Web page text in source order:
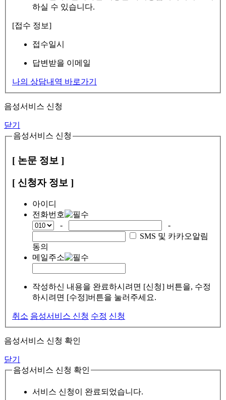
하실 수 있습니다.
[접수 정보]
접수일시
답변받을 이메일
나의 상담내역 바로가기
음성서비스 신청
닫기
음성서비스 신청
[ 논문 정보 ]
[ 신청자 정보 ]
아이디
전화번호
-
-
SMS 및 카카오알림
동의
메일주소
작성하신 내용을 완료하시려면 [신청] 버튼을, 수정
하시려면 [수정]버튼을 눌러주세요.
취소 음성서비스 신청 수정 신청
음성서비스 신청 확인
닫기
음성서비스 신청 확인
서비스 신청이 완료되었습니다.